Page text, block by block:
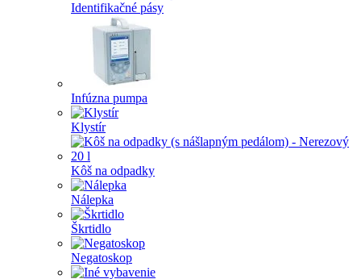
Identifikačné pásy
Infúzna pumpa
Klystír
Kôš na odpadky
Nálepka
Škrtidlo
Negatoskop